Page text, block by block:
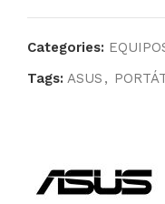
Categories:
Tags: ASUS ,